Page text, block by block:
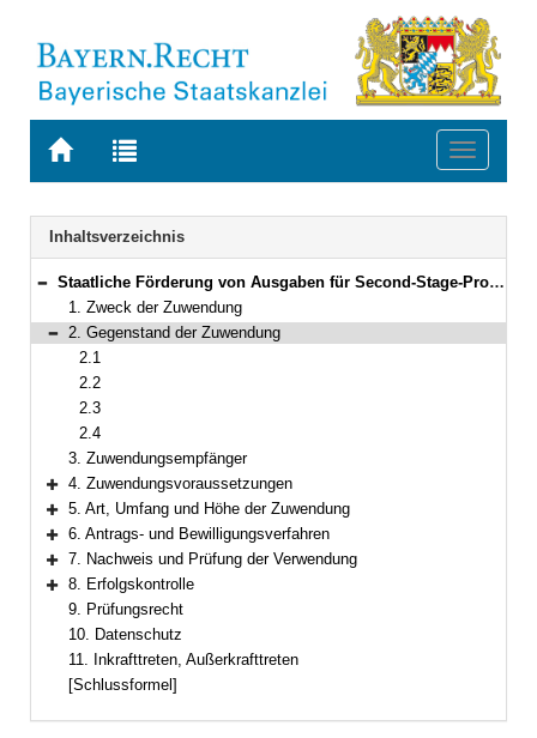
Zur
BAYERN.RECHT
Zur
letzten
Suche
Toggle
Navigation
Inhaltsverzeichnis
Bereich reduzieren
Staatliche Förderung von Ausgaben für Second-Stage-Projekte
1. Zweck der Zuwendung
Bereich reduzieren
2. Gegenstand der Zuwendung
2.1
2.2
2.3
2.4
3. Zuwendungsempfänger
Bereich erweitern
4. Zuwendungsvoraussetzungen
Bereich erweitern
5. Art, Umfang und Höhe der Zuwendung
Bereich erweitern
6. Antrags- und Bewilligungsverfahren
Bereich erweitern
7. Nachweis und Prüfung der Verwendung
Bereich erweitern
8. Erfolgskontrolle
9. Prüfungsrecht
10. Datenschutz
11. Inkrafttreten, Außerkrafttreten
[Schlussformel]